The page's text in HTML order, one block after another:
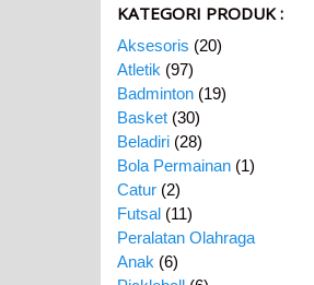
KATEGORI PRODUK :
Aksesoris (20)
Atletik (97)
Badminton (19)
Basket (30)
Beladiri (28)
Bola Permainan (1)
Catur (2)
Futsal (11)
Peralatan Olahraga
Anak (6)